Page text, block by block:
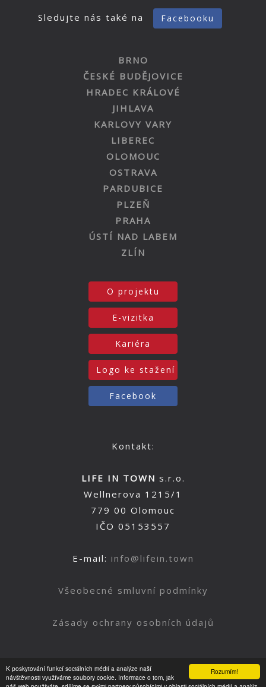
Rozumím!
K poskytování funkcí sociálních médií a analýze naší
návštěvnosti využíváme soubory cookie. Informace o tom, jak
Sledujte nás také na Facebooku
BRNO
ČESKÉ BUDĚJOVICE
HRADEC KRÁLOVÉ
JIHLAVA
KARLOVY VARY
LIBEREC
OLOMOUC
OSTRAVA
PARDUBICE
PLZEŇ
PRAHA
ÚSTÍ NAD LABEM
ZLÍN
O projektu
E-vizitka
Kariéra
Logo ke stažení
Facebook
Kontakt:
LIFE IN TOWN s.r.o.
Wellnerova 1215/1
779 00 Olomouc
IČO 05153557
E-mail: info@lifein.town
Všeobecné smluvní podmínky
Zásady ochrany osobních údajů
Nahoru